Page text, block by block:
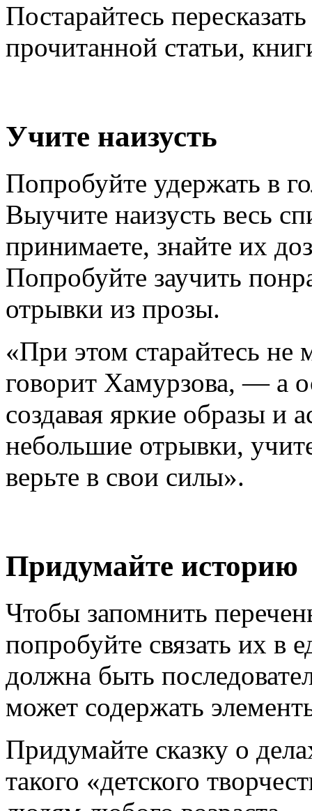
Постарайтесь
прочитанной статьи,
Учите наизусть
Попробуйте удержать в
Выучите наизусть весь
принимаете, знайте их
Попробуйте заучить
отрывки из прозы.
«При этом старайтесь не
говорит Хамурзова, — а
создавая яркие образы и
небольшие отрывки,
верьте в свои силы».
Придумайте историю
Чтобы запомнить
попробуйте связать их в
должна быть
может содержать
Придумайте сказку о
такого «детского